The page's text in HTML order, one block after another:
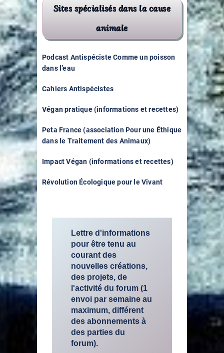
Sites spécialisés dans la cause
animale
Podcast Antispéciste Comme un poisson
dans l’eau
Cahiers Antispécistes
Végan pratique (informations et recettes)
Peta France (association Pour une Éthique
dans le Traitement des Animaux)
Impact Végan (informations et recettes)
Révolution Écologique pour le Vivant
Lettre d'informations
pour être tenu au
courant des
nouvelles créations,
des projets, de
l'activité du forum (1
envoi par semaine au
maximum, différent
des abonnements à
des parties du
forum).